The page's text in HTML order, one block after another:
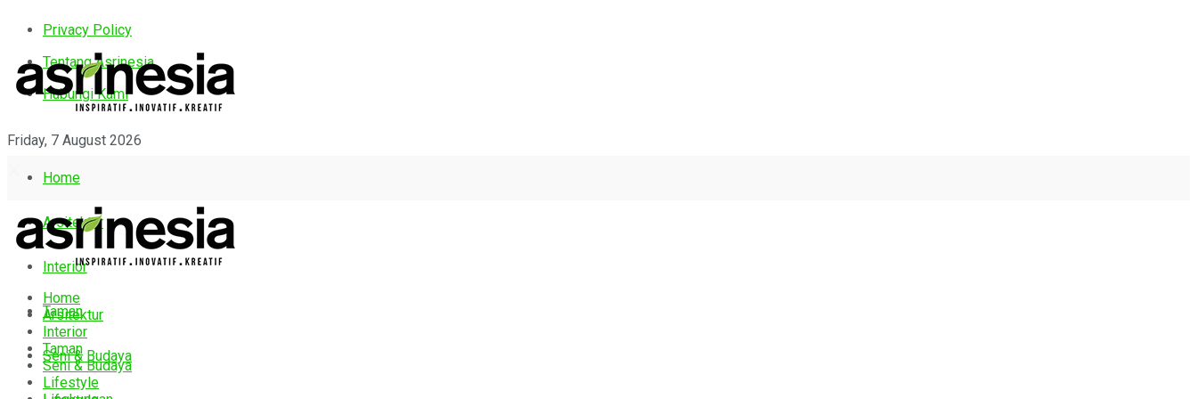
Privacy Policy
Tentang Asrinesia
Hubungi Kami
Friday, 7 August 2026
Home
Arsitektur
Interior
Taman
Seni & Budaya
Home
Arsitektur
Interior
Taman
Seni & Budaya
Lifestyle